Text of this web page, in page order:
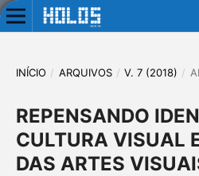
INÍCIO / ARQUIVOS / V. 7 (2018) /
REPENSANDO
CULTURA VISUAL
DAS ARTES